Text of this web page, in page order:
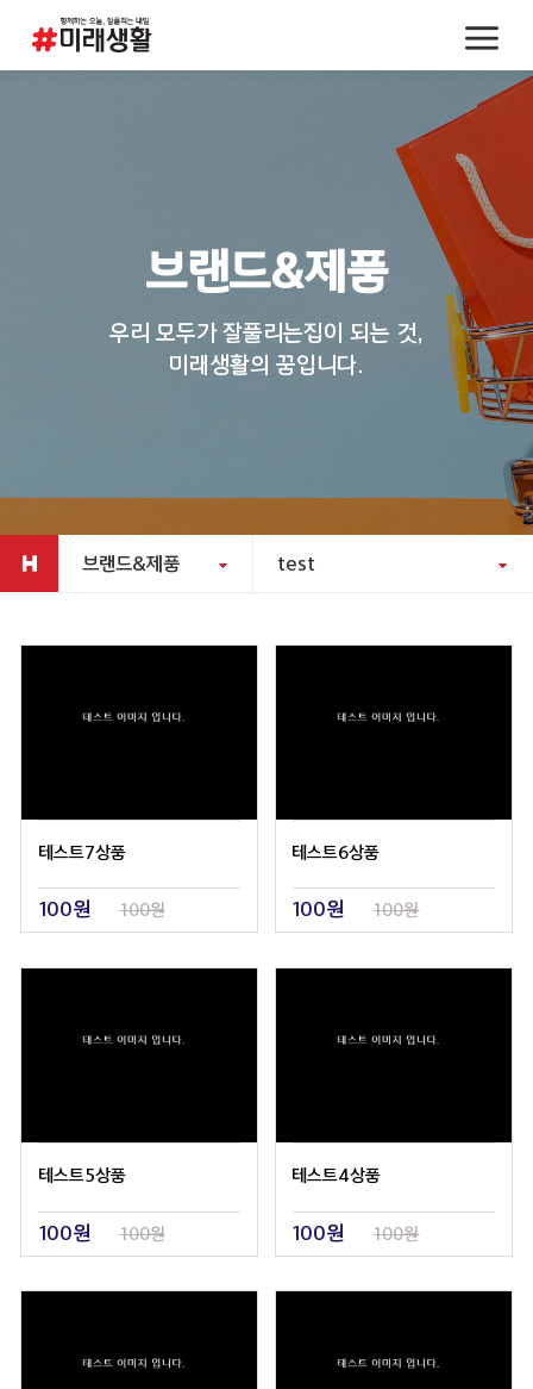
브랜드&제품
우리 모두가 잘풀리는집이 되는 것,
미래생활의 꿈입니다.
브랜드&제품 test
테스트7상품
100원 100원
테스트6상품
100원 100원
테스트5상품
100원 100원
테스트4상품
100원 100원